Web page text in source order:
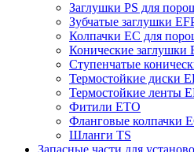
Заглушки PS для
Зубчатые заглушки
Колпачки ЕС для
Конические заглушки
Ступенчатые
Термостойкие диски
Термостойкие ленты
Фитили ETO
Фланговые колпачки
Шланги TS
Запасные части для